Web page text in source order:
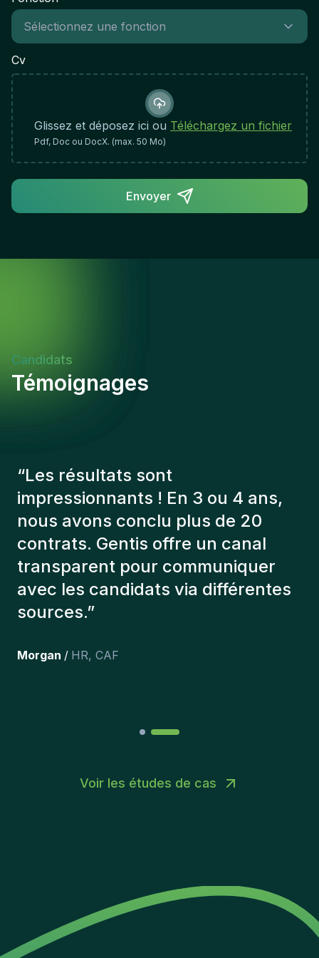
environnement collaboratifQualités et approche
professionnelle :Fortes capacités analytiques et de
détailsExcellentes capacités de communication et
comportement professionnel avec les clients et les
collèguesAutonome et capable de travailler de
manière indépendante avec une supervision
minimaleFiable, ponctuel et engagé à fournir des
résultats de haute qualitéAdaptabilité et volonté de
se déplacer sur différents sites clients dans la
région de BruxellesEngagement envers la sécurité,
les normes de qualité et le développement
professionnel continuImpact du rôle et critères de
de performance et aux attentes des clients. Votre
Cv
Glissez et déposez ici ou Téléchargez un fichier
Pdf, Doc ou DocX. (max. 50 Mo)
Envoyer
Candidats
Témoignages
“Les consultants Gentis ont
toujours tenu compte de plusieurs
éléments afin de nous présenter
les bons candidats. Les personnes
que l'on a recruté sont toujours là
et personnellement,je suis très
content des personnes qu’on a
Voir les études de cas